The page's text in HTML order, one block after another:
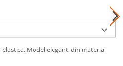
Model elegant, din material